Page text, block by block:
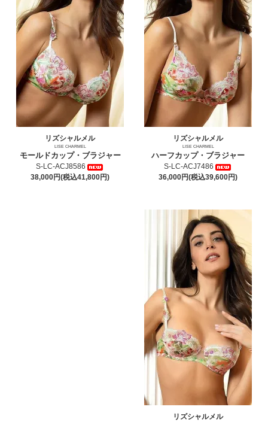
リズシャルメル
LISE CHARMEL
モールドカップ・ブラジャー
S-LC-ACJ8586
38,000円(税込41,800円)
リズシャルメル
LISE CHARMEL
ハーフカップ・ブラジャー
S-LC-ACJ7486
36,000円(税込39,600円)
リズシャルメル